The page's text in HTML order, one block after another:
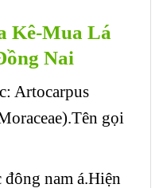
Kê-Mua Lá
Nai
Artocarpus
gọi
nam á.Hiện